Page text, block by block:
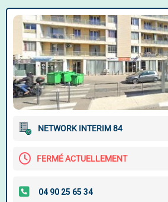
NETWORK INTERIM 84
FERMÉ ACTUELLEMENT